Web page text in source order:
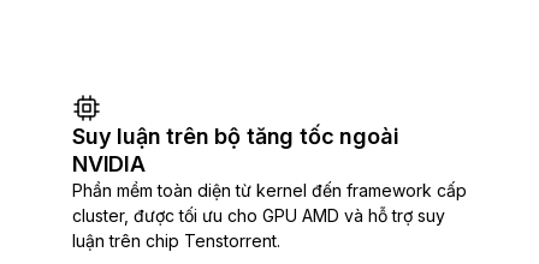
Suy luận trên bộ tăng tốc ngoài
NVIDIA
Phần mềm toàn diện từ kernel đến framework cấp
cluster, được tối ưu cho GPU AMD và hỗ trợ suy
luận trên chip Tenstorrent.